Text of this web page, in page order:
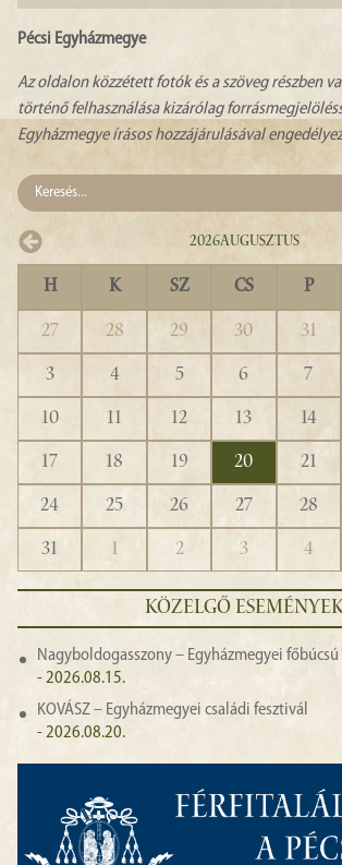
Pécsi Egyházmegye
Az oldalon közzétett fotók és a szöveg részben
történő felhasználása kizárólag
Egyházmegye írásos hozzájárulásával
2026Augusztus
H K SZ CS P
27 28 29 30 31
3
4 5 6 7
10
11 12 13 14
17
18 19 20 21
24
25 26 27 28
31
1 2 3 4
KÖZELGŐ
Nagyboldogasszony – Egyházmegyei
- 2026.08.15.
KOVÁSZ – Egyházmegyei családi fesztivál
- 2026.08.20.